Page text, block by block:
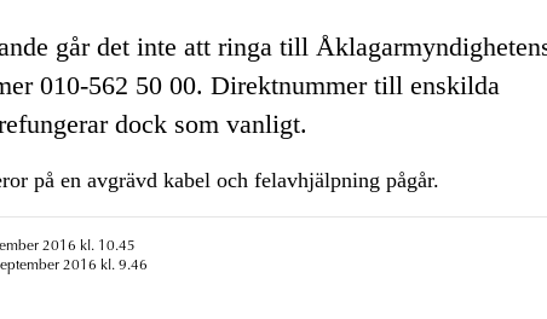
går det inte att ringa till
010-562 50 00. Direktnummer till enskilda
dock som vanligt.
på en avgrävd kabel och felavhjälpning pågår.
2016 kl. 10.45
2016 kl. 9.46